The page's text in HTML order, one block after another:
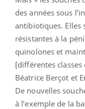
des années sous
antibiotiques. Elles
résistantes à la
quinolones et
[différentes classes
Béatrice Berçot et
De nouvelles
à l’exemple de la